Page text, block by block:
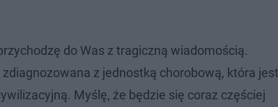
do Was z tragiczną wiadomością.
zdiagnozowana z jednostką chorobową, która jest
Myślę, że będzie się coraz częściej